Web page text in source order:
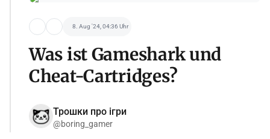
8. Aug '24, 04:36 Uhr
Was ist Gameshark und
Cheat-Cartridges?
Трошки про ігри
@boring_gamer